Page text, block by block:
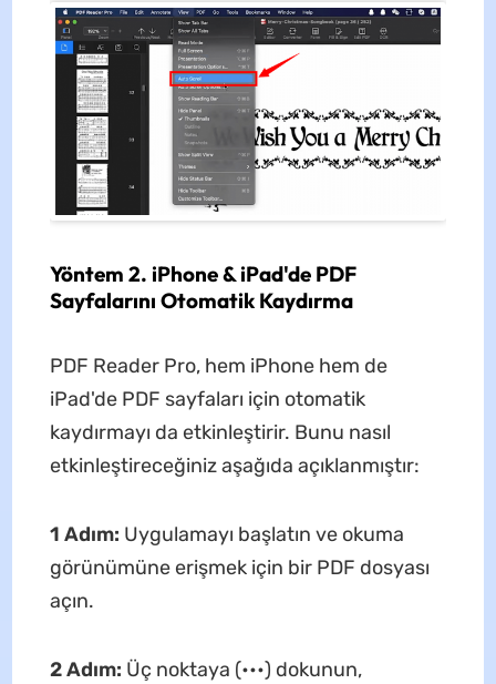
Yöntem 2. iPhone & iPad'de PDF
Sayfalarını Otomatik Kaydırma
PDF Reader Pro, hem iPhone hem de
iPad'de PDF sayfaları için otomatik
kaydırmayı da etkinleştirir. Bunu nasıl
etkinleştireceğiniz aşağıda açıklanmıştır:
1 Adım: Uygulamayı başlatın ve okuma
görünümüne erişmek için bir PDF dosyası
açın.
2 Adım: Üç noktaya (•••) dokunun,